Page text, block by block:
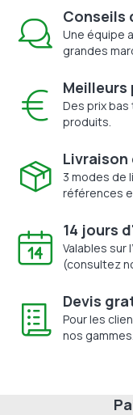
Conseils
Une équipe
grandes
Meilleurs
Des prix
produits.
Livraison
3 modes de
références
14 jours
Valables
(consultez
Devis
Pour les
nos gammes.